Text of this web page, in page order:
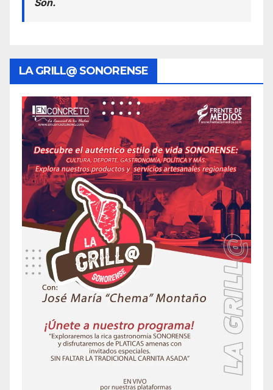
Son.
LA GRILL@ SONORENSE